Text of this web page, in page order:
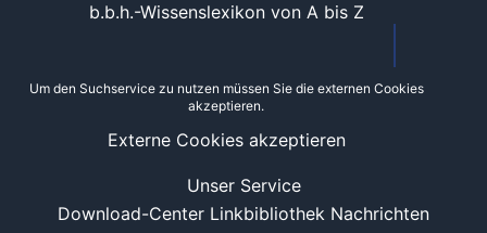
Unser Service
Download-Center Linkbibliothek Nachrichten
b.b.h.-Wissenslexikon von A bis Z
Um den Suchservice zu nutzen müssen Sie die externen Cookies
akzeptieren.
Externe Cookies akzeptieren